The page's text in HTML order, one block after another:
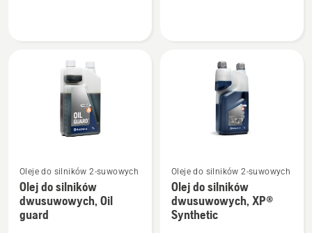
dwusuwowych
dwusuwowych,
więcej
szczegółów
Olej
Oleje do silników 2-suwowych
Olej do silników
dwusuwowych, Oil
guard
więcej
szczegółów
Olej
Oleje do silników 2-suwowych
Olej do silników
dwusuwowych, XP®
Synthetic